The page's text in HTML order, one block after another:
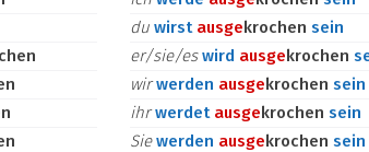
du wirst ausgekrochen sein
er/sie/eswird ausgekrochen
wirwerden ausgekrochen sein
ihrwerdet ausgekrochen sein
Siewerden ausgekrochen sein